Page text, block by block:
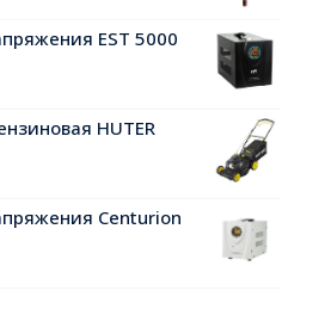
EST 5000
HUTER
Centurion